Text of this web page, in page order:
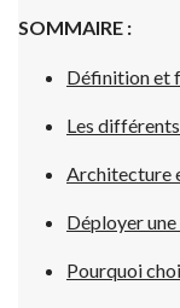
SOMMAIRE :
Définition et
Les
Architecture
Déployer
Pourquoi